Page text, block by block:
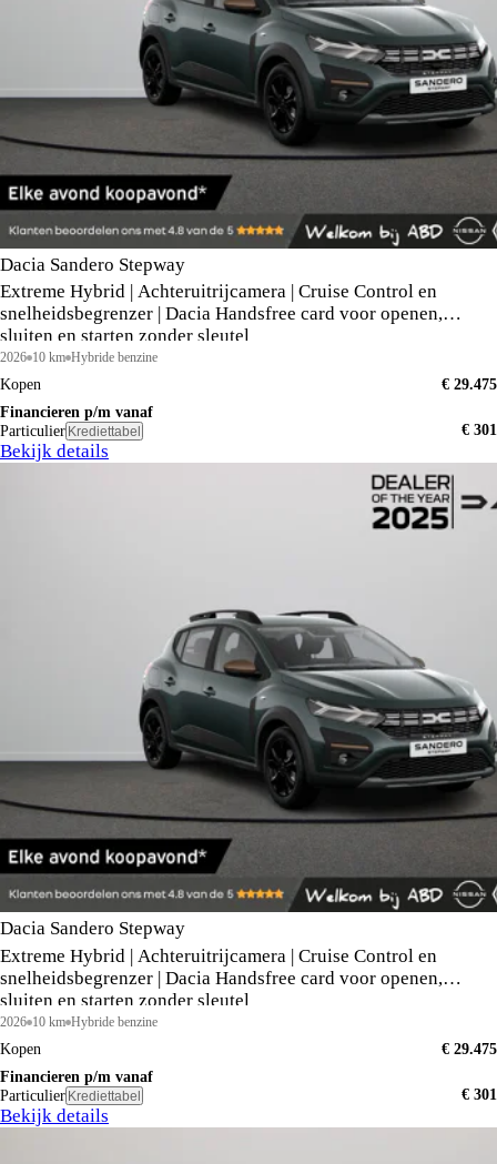
Dacia Sandero Stepway
Extreme Hybrid | Achteruitrijcamera | Cruise Control en
snelheidsbegrenzer | Dacia Handsfree card voor openen,
sluiten en starten zonder sleutel
2026 10 km Hybride benzine
Kopen
€ 29.475
Financieren p/m vanaf
Particulier Krediettabel € 301
Bekijk details
Dacia Sandero Stepway
Extreme Hybrid | Achteruitrijcamera | Cruise Control en
snelheidsbegrenzer | Dacia Handsfree card voor openen,
sluiten en starten zonder sleutel
2026 10 km Hybride benzine
Kopen
€ 29.475
Financieren p/m vanaf
Particulier Krediettabel € 301
Bekijk details